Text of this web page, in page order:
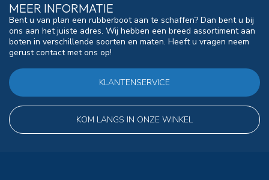
MEER INFORMATIE
Bent u van plan een rubberboot aan te schaffen? Dan bent u bij
ons aan het juiste adres. Wij hebben een breed assortiment aan
boten in verschillende soorten en maten. Heeft u vragen neem
gerust contact met ons op!
KLANTENSERVICE
KOM LANGS IN ONZE WINKEL